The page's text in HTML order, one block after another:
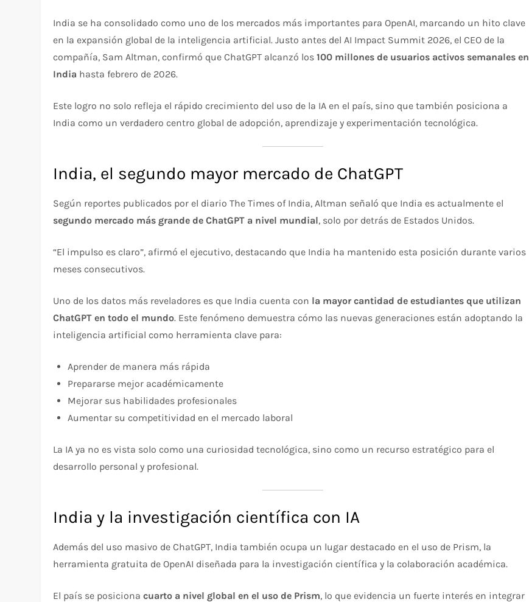
India se ha consolidado como uno de los mercados más importantes para OpenAI, marcando un hito clave
en la expansión global de la inteligencia artificial. Justo antes del AI Impact Summit 2026, el CEO de la
compañía, Sam Altman, confirmó que ChatGPT alcanzó los100 millones de usuarios activos semanales en
India hasta febrero de 2026.
Este logro no solo refleja el rápido crecimiento del uso de la IA en el país, sino que también posiciona a
India como un verdadero centro global de adopción, aprendizaje y experimentación tecnológica.
India, el segundo mayor mercado de ChatGPT
Según reportes publicados por el diario The Times of India, Altman señaló que India es actualmente el
segundo mercado más grande de ChatGPT a nivel mundial, solo por detrás de Estados Unidos.
“El impulso es claro”, afirmó el ejecutivo, destacando que India ha mantenido esta posición durante varios
meses consecutivos.
Uno de los datos más reveladores es que India cuenta con la mayor cantidad de estudiantes que utilizan
ChatGPT en todo el mundo. Este fenómeno demuestra cómo las nuevas generaciones están adoptando la
inteligencia artificial como herramienta clave para:
Aprender de manera más rápida
Prepararse mejor académicamente
Mejorar sus habilidades profesionales
Aumentar su competitividad en el mercado laboral
La IA ya no es vista solo como una curiosidad tecnológica, sino como un recurso estratégico para el
desarrollo personal y profesional.
India y la investigación científica con IA
Además del uso masivo de ChatGPT, India también ocupa un lugar destacado en el uso de Prism, la
herramienta gratuita de OpenAI diseñada para la investigación científica y la colaboración académica.
El país se posicionacuarto a nivel global en el uso de Prism, lo que evidencia un fuerte interés en integrar